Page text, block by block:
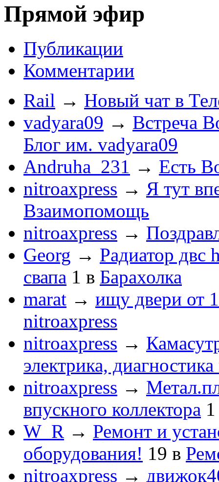
Прямой эфир
Публикации
Комментарии
Rail → Новый чат в
vadyara09 → Встреча
Блог им. vadyara09
Andruha_231 → Есть
nitroaxpress → Я тут
Взаимопомощь
nitroaxpress →
Georg → Радиатор двс
свапа 1 в Барахолка
marat → ищу двери от
nitroaxpress
nitroaxpress →
электрика,
nitroaxpress →
впускного коллектора 1
W_R → Ремонт и
оборудования! 19 в
nitroaxpress →